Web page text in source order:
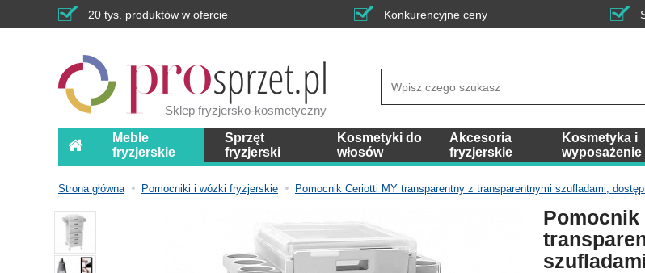
20 tys. produktów w ofercie Konkurencyjne ceny
Sklep fryzjersko-kosmetyczny
Meble
fryzjerskie
Sprzęt
fryzjerski
Kosmetyki do
włosów
Akcesoria
fryzjerskie
Kosmetyka i
wyposażenie
Strona główna Pomocniki i wózki fryzjerskie Pomocnik Ceriotti MY transparentny z transparentnymi szufladami,
Pomocnik